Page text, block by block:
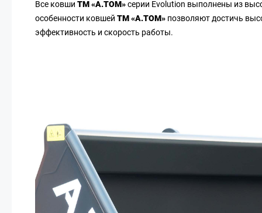
Все ковши ТМ «А.ТОМ»серии Evolution выполнены из
особенности ковшей ТМ «А.ТОМ» позволяют достичь
эффективность и скорость работы.